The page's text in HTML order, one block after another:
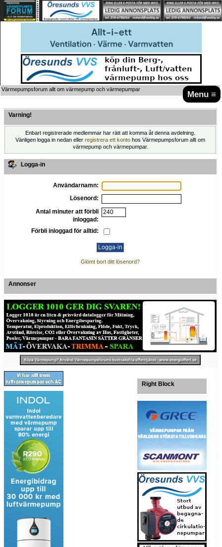
Menu ≡
Värmepumpsforum allt om värmepump och värmepumpar
Varning!
Enbart registrerade medlemmar har rätt att komma åt denna avdelning.
Vänligen logga in nedan eller registrera ett konto hos Värmepumpsforum allt om
värmepump och värmepumpar.
Logga-in
Användarnamn:
Lösenord:
Antal minuter att förbli
inloggad:
Förbli inloggad för alltid:
Glömt bort ditt lösenord?
Annonser
Right Block